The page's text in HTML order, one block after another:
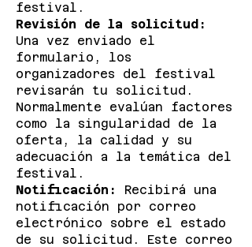
festival.
Revisión de la solicitud:
Una vez enviado el
formulario, los
organizadores del festival
revisarán tu solicitud.
Normalmente evalúan factores
como la singularidad de la
oferta, la calidad y su
adecuación a la temática del
festival.
Notificación:
Recibirá una
notificación por correo
electrónico sobre el estado
de su solicitud. Este correo